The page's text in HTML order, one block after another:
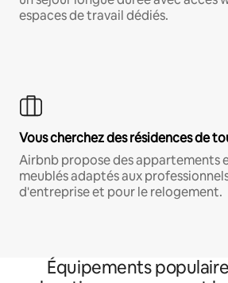
espaces de travail dédiés.
Vous cherchez des résidences de
Airbnb propose des appartements
meublés adaptés aux
d'entreprise et pour le relogement.
Équipements